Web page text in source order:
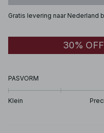
Gratis levering naar Nederland
30%
PASVORM
Klein